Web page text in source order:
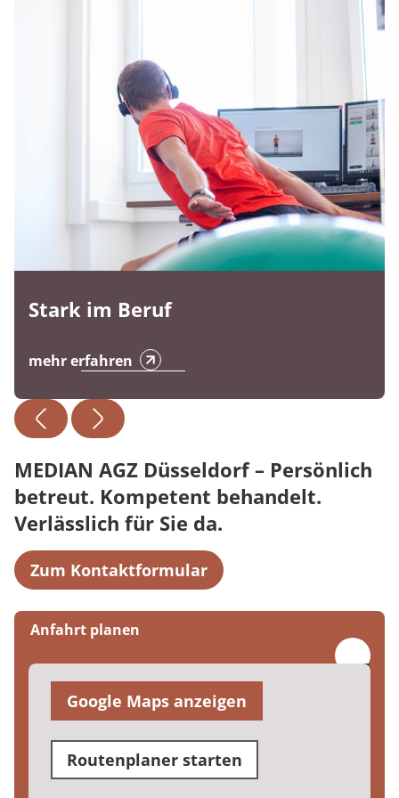
Stark im Beruf
mehr erfahren
MEDIAN AGZ Düsseldorf – Persönlich
betreut. Kompetent behandelt.
Verlässlich für Sie da.
Zum Kontaktformular
Anfahrt planen
Google Maps anzeigen
Routenplaner starten